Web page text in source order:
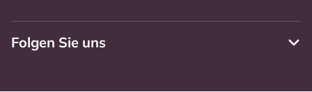
Folgen Sie uns